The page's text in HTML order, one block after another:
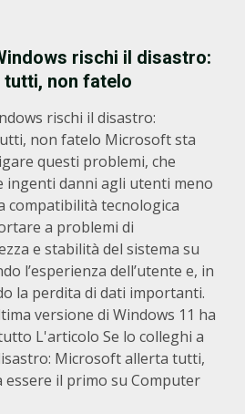
rischi il disastro:
non fatelo
rischi il disastro:
non fatelo Microsoft sta
questi problemi, che
ingenti danni agli utenti meno
compatibilità tecnologica
a problemi di
e stabilità del sistema su
l’esperienza dell’utente e, in
la perdita di dati importanti.
versione di Windows 11 ha
L'articolo Se lo colleghi a
Microsoft allerta tutti,
il primo su Computer